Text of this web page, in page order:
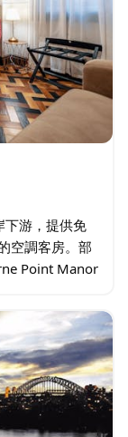
游，提供免
空調客房。部
Point Manor